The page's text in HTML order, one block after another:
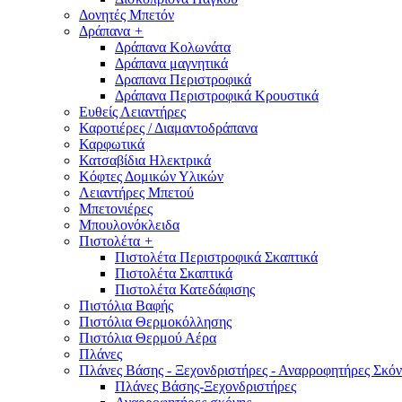
Δονητές Μπετόν
Δράπανα +
Δράπανα Κολωνάτα
Δράπανα μαγνητικά
Δραπανα Περιστροφικά
Δράπανα Περιστροφικά Κρουστικά
Ευθείς Λειαντήρες
Καροτιέρες / Διαμαντοδράπανα
Καρφωτικά
Κατσαβίδια Ηλεκτρικά
Κόφτες Δομικών Υλικών
Λειαντήρες Μπετού
Μπετονιέρες
Μπουλονόκλειδα
Πιστολέτα +
Πιστολέτα Περιστροφικά Σκαπτικά
Πιστολέτα Σκαπτικά
Πιστολέτα Κατεδάφισης
Πιστόλια Βαφής
Πιστόλια Θερμοκόλλησης
Πιστόλια Θερμού Αέρα
Πλάνες
Πλάνες Βάσης - Ξεχονδριστήρες - Αναρροφητήρες
Πλάνες Βάσης-Ξεχονδριστήρες